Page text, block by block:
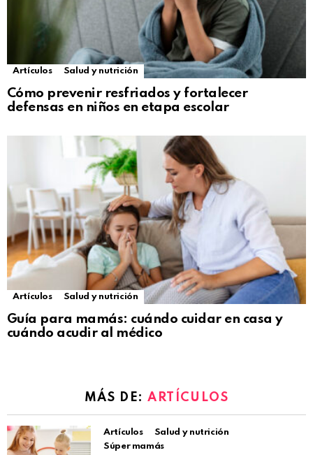
Artículos Salud y nutrición
Cómo prevenir resfriados y fortalecer
defensas en niños en etapa escolar
Artículos Salud y nutrición
Guía para mamás: cuándo cuidar en casa y
cuándo acudir al médico
MÁS DE:ARTÍCULOS
Artículos
Salud y nutrición
Súper mamás